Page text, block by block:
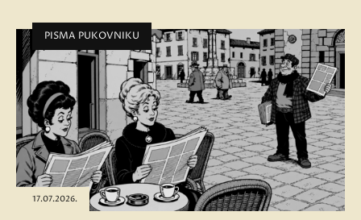
PISMA PUKOVNIKU
17.07.2026.